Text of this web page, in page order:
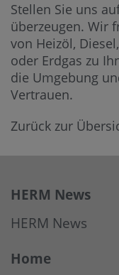
Stellen Sie uns
überzeugen. Wir
von Heizöl,
oder Erdgas zu
die Umgebung
Vertrauen.
Zurück zur
HERM News
HERM News
Home